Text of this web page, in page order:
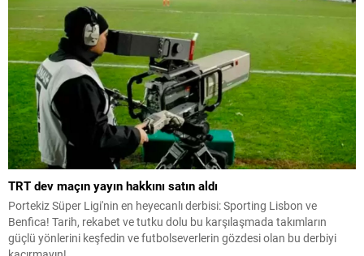
TRT dev maçın yayın hakkını satın aldı
Portekiz Süper Ligi'nin en heyecanlı derbisi: Sporting Lisbon ve
Benfica! Tarih, rekabet ve tutku dolu bu karşılaşmada takımların
güçlü yönlerini keşfedin ve futbolseverlerin gözdesi olan bu derbiyi